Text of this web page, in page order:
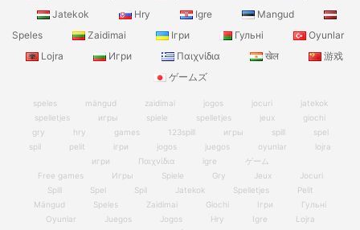
Jatekok
Hry Igre
Mangud
Speles
Zaidimai Ігри Гульні
Oyunlar
Lojra
Игри Παιχνίδια खेल
游戏
ゲームズ
speles mängud zaidimai jogos jocuri
jatekok
spelletjes
игры spiele spelletjes jeux
giochi
gry
hry games 123spill игры spill
spel
spil
pelit ігри jogos juegos oyunlar
lojra
игри
Παιχνίδια igre
ゲーム
Free games
Игры Spiele Gry Jeux
Jocuri
Spill
Spel Spil Jatekok Spelletjes
Pelit
Mängud
Speles Zaidimai Giochi Ігри
Гульні
Oyunlar
Juegos Jogos Hry Igre
Lojra